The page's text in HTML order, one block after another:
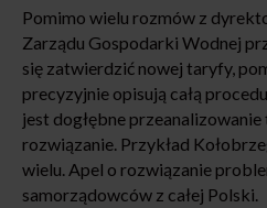
Pomimo wielu rozmów z
Zarządu Gospodarki Wodnej
się zatwierdzić nowej taryfy,
precyzyjnie opisują całą
jest dogłębne
rozwiązanie. Przykład
wielu. Apel o rozwiązanie
samorządowców z całej Polski.